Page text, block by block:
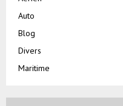
Auto
Blog
Divers
Maritime